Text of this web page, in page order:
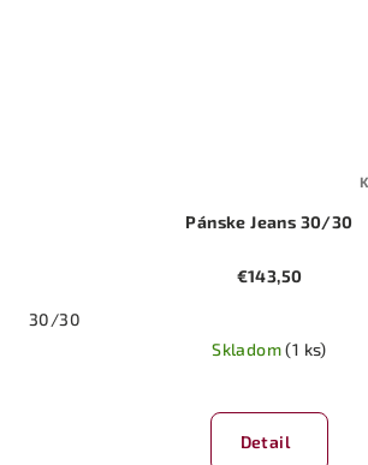
Pánske Jeans 30/30
€143,50
30/30
Skladom(1 ks)
Detail